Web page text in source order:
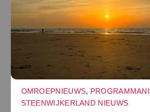
OMROEPNIEUWS,
STEENWIJKERLAND NIEUWS